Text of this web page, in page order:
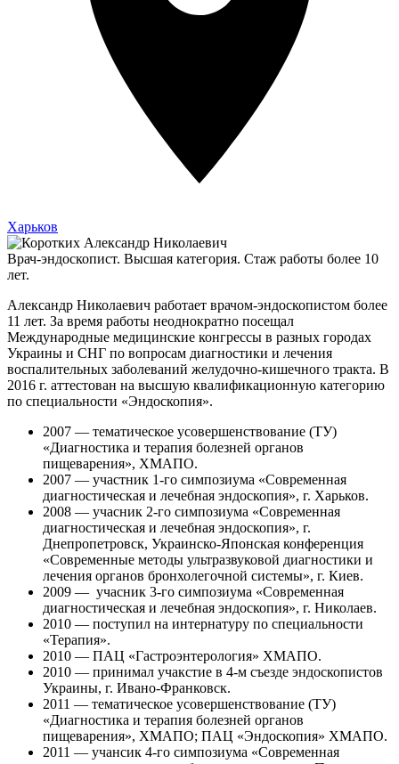
Харьков
Врач-эндоскопист. Высшая категория. Стаж работы более 10
лет.
Александр Николаевич работает врачом-эндоскопистом более
11 лет. За время работы неоднократно посещал
Международные медицинские конгрессы в разных городах
Украины и СНГ по вопросам диагностики и лечения
воспалительных заболеваний желудочно-кишечного тракта. В
2016 г. аттестован на высшую квалификационную категорию
по специальности «Эндоскопия».
2007 — тематическое усовершенствование (ТУ)
«Диагностика и терапия болезней органов
пищеварения», ХМАПО.
2007 — участник 1-го симпозиума «Современная
диагностическая и лечебная эндоскопия», г. Харьков.
2008 — учасник 2-го симпозиума «Современная
диагностическая и лечебная эндоскопия», г.
Днепропетровск, Украинско-Японская конференция
«Современные методы ультразвуковой диагностики и
лечения органов бронхолегочной системы», г. Киев.
2009 — учасник 3-го симпозиума «Современная
диагностическая и лечебная эндоскопия», г. Николаев.
2010 — поступил на интернатуру по специальности
«Терапия».
2010 — ПАЦ «Гастроэнтерология» ХМАПО.
2010 — принимал учакстие в 4-м съезде эндоскопистов
Украины, г. Ивано-Франковск.
2011 — тематическое усовершенствование (ТУ)
«Диагностика и терапия болезней органов
пищеварения», ХМАПО; ПАЦ «Эндоскопия» ХМАПО.
2011 — учансик 4-го симпозиума «Современная